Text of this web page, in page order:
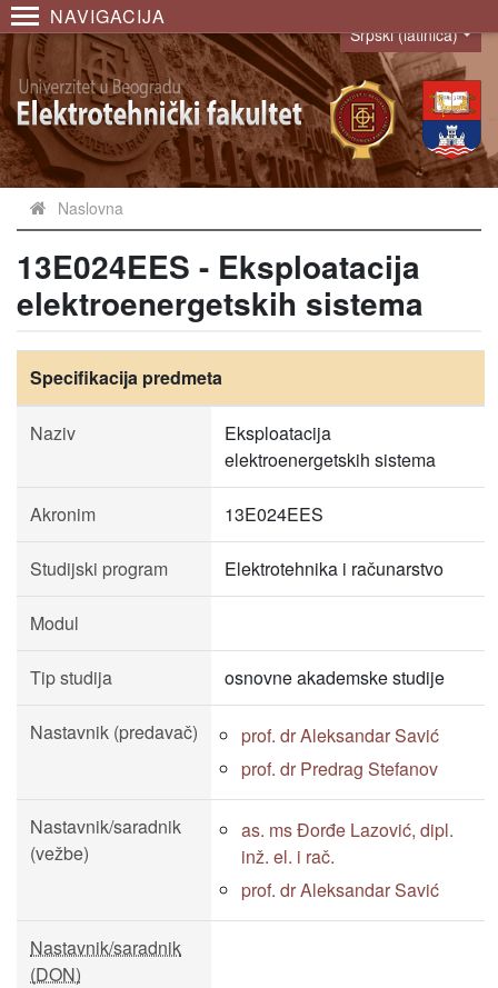
NAVIGACIJA
Language
Srpski (latinica)
Naslovna
13E024EES - Eksploatacija
elektroenergetskih sistema
Specifikacija predmeta
Naziv
Eksploatacija
elektroenergetskih sistema
Akronim 13E024EES
Studijski program Elektrotehnika i računarstvo
Modul
Tip studija osnovne akademske studije
Nastavnik (predavač)
prof. dr Aleksandar Savić
prof. dr Predrag Stefanov
Nastavnik/saradnik
(vežbe)
as. ms Đorđe Lazović, dipl.
inž. el. i rač.
prof. dr Aleksandar Savić
Nastavnik/saradnik
(DON)